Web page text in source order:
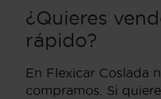
¿Quieres
rápido?
En Flexicar Coslada
compramos. Si